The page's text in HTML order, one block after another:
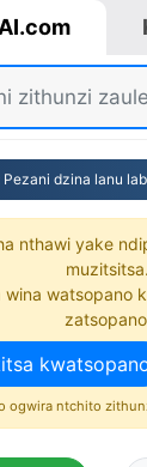
Pezani dzina lanu
nthawi yake
muzitsitsa.
wina watsopano
ogwira ntchito